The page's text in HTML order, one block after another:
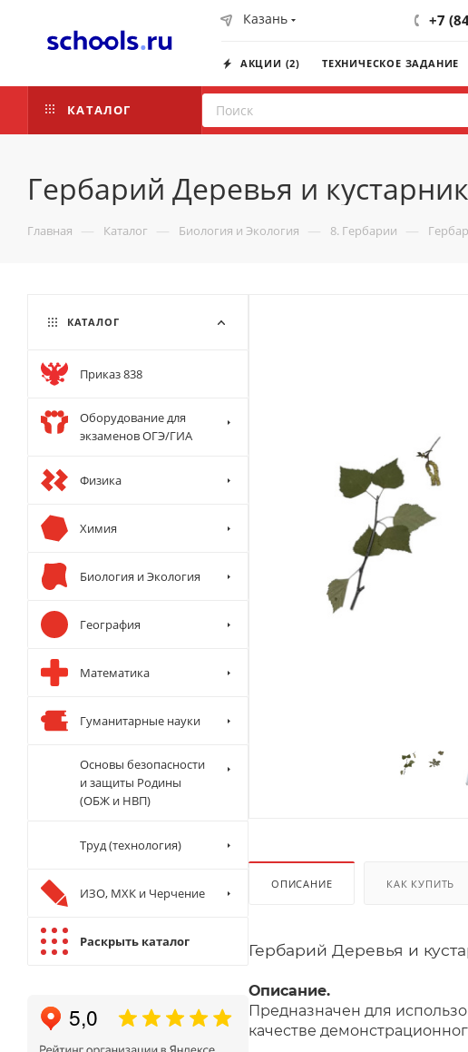
Казань +7
АКЦИИ (2) ТЕХНИЧЕСКОЕ ЗАДАНИЕ
КАТАЛОГ
Гербарий Деревья и
Главная — Каталог — Биология и Экология — 8. Гербарии —
ОПИСАНИЕ КАК КУПИТЬ
Гербарий Деревья и
Описание.
Предназначен для
качестве
КАТАЛОГ
Приказ 838
Оборудование для
экзаменов ОГЭ/ГИА
Физика
Химия
Биология и Экология
География
Математика
Гуманитарные науки
Основы безопасности
и защиты Родины
(ОБЖ и НВП)
Труд (технология)
ИЗО, МХК и Черчение
Раскрыть каталог